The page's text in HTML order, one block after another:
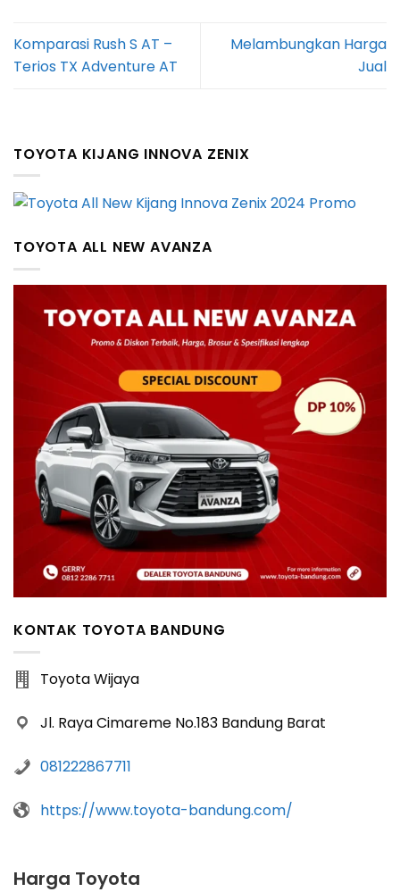
Komparasi Rush S AT –
Terios TX Adventure AT
Melambungkan Harga
Jual
TOYOTA KIJANG INNOVA ZENIX
TOYOTA ALL NEW AVANZA
KONTAK TOYOTA BANDUNG
Toyota Wijaya
Jl. Raya Cimareme No.183 Bandung Barat
081222867711
https://www.toyota-bandung.com/
Harga Toyota